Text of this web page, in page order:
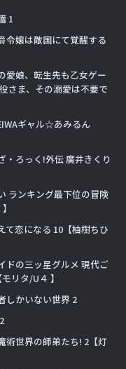
1
令嬢は敵国にて覚醒する
愛娘、転生先も乙女ゲー
さま、その溺愛は不要で
ギャル☆あみるん
・ろっく!外伝 廣井きくり
ランキング最下位の冒険
て恋になる 10【柚樹ちひ
ドの三ッ星グルメ 現代ご
リタ/U４ 】
しかいない世界 2
術世界の師弟たち! 2【灯